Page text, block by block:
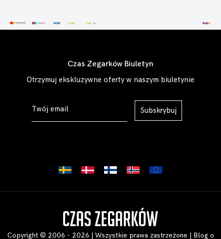
Czas Zegarków Biuletyn
Otrzymuj ekskluzywne oferty w naszym biuletynie
Subskrybuj
Copyright © 2006 - 2026 | Wszystkie prawa zastrzeżone | Blog o